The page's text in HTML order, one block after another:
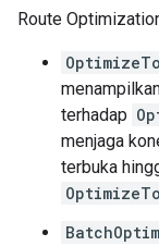
Route
terhadap
menjaga
terbuka